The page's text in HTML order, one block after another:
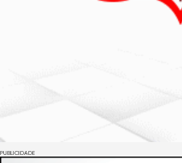
PUBLICIDADE